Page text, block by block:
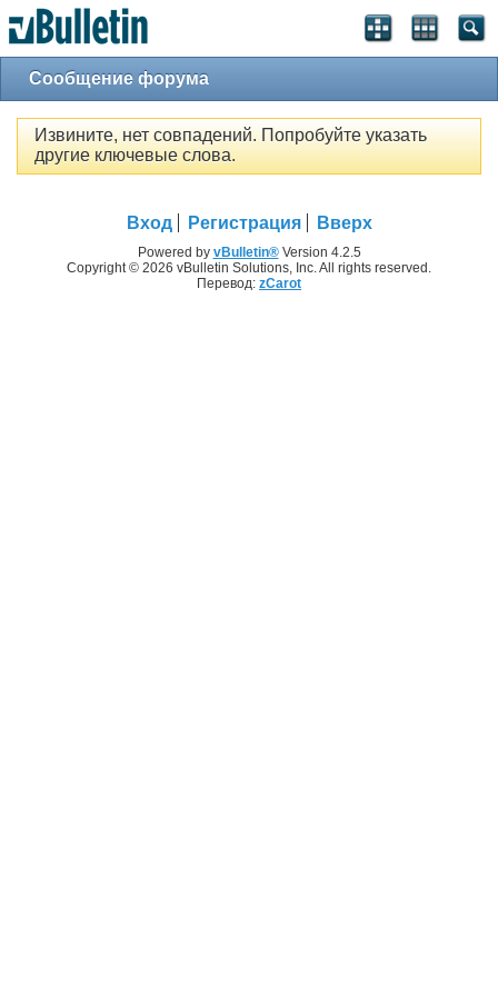
Сообщение форума
Извините, нет совпадений. Попробуйте указать
другие ключевые слова.
Вход Регистрация Вверх
Powered by vBulletin®Version 4.2.5
Copyright © 2026 vBulletin Solutions, Inc. All rights reserved.
Перевод: zCarot